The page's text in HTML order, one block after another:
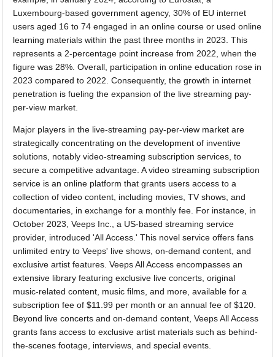
Luxembourg-based government agency, 30% of EU internet
users aged 16 to 74 engaged in an online course or used online
learning materials within the past three months in 2023. This
represents a 2-percentage point increase from 2022, when the
figure was 28%. Overall, participation in online education rose in
2023 compared to 2022. Consequently, the growth in internet
penetration is fueling the expansion of the live streaming pay-
per-view market.
Major players in the live-streaming pay-per-view market are
strategically concentrating on the development of inventive
solutions, notably video-streaming subscription services, to
secure a competitive advantage. A video streaming subscription
service is an online platform that grants users access to a
collection of video content, including movies, TV shows, and
documentaries, in exchange for a monthly fee. For instance, in
October 2023, Veeps Inc., a US-based streaming service
provider, introduced 'All Access.' This novel service offers fans
unlimited entry to Veeps' live shows, on-demand content, and
exclusive artist features. Veeps All Access encompasses an
extensive library featuring exclusive live concerts, original
music-related content, music films, and more, available for a
subscription fee of $11.99 per month or an annual fee of $120.
Beyond live concerts and on-demand content, Veeps All Access
grants fans access to exclusive artist materials such as behind-
the-scenes footage, interviews, and special events.